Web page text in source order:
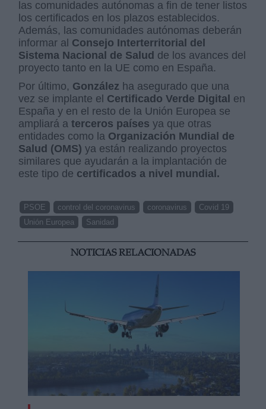
las comunidades autónomas a fin de tener listos
los certificados en los plazos establecidos.
Además, las comunidades autónomas deberán
informar al Consejo Interterritorial del
Sistema Nacional de Salud de los avances del
proyecto tanto en la UE como en España.
Por último, González ha asegurado que una
vez se implante el Certificado Verde Digital en
España y en el resto de la Unión Europea se
ampliará aterceros países ya que otras
entidades como la Organización Mundial de
Salud (OMS) ya están realizando proyectos
similares que ayudarán a la implantación de
este tipo de certificados a nivel mundial.
PSOE control del coronavirus coronavirus
Covid 19
Unión Europea
Sanidad
NOTICIAS RELACIONADAS